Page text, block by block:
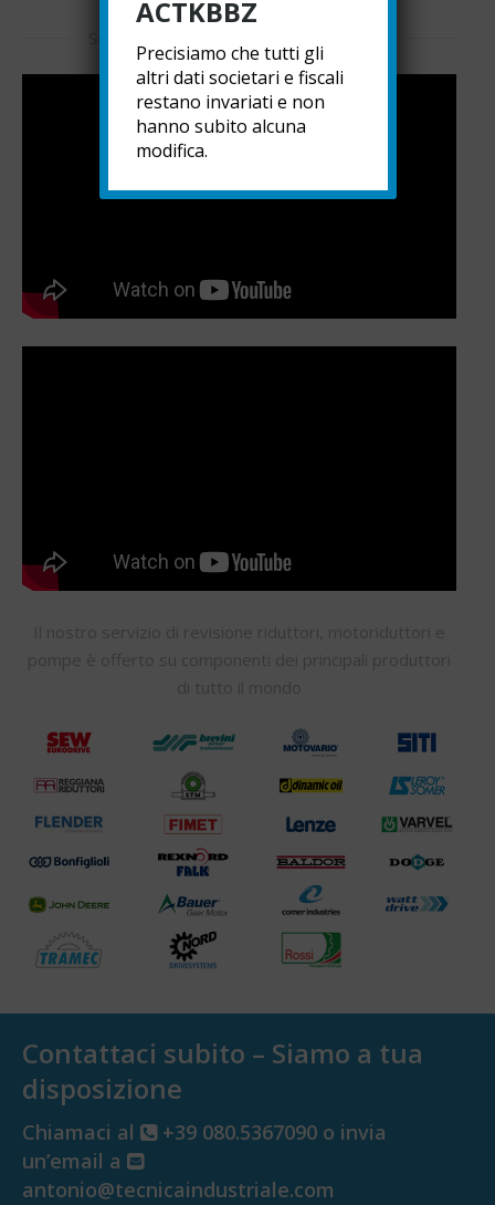
Contattaci subito – Siamo a tua
disposizione
Chiamaci al
+39 080.5367090 o invia
un’email a
antonio@tecnicaindustriale.com
ACTKBBZ
Precisiamo che tutti gli
altri dati societari e fiscali
restano invariati e non
hanno subito alcuna
modifica.